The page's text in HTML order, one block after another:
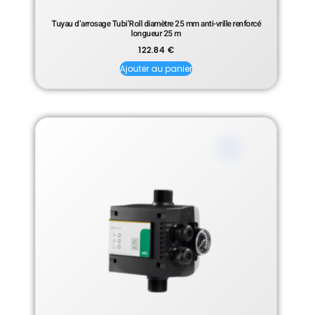
Tuyau d’arrosage Tubi’Roll diamètre 25 mm anti-vrille renforcé
longueur 25 m
122.84 €
Ajouter au panier